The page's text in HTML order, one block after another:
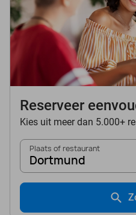
Reserveer
Kies uit meer dan 5.000+
Plaats of restaurant
Dortmund